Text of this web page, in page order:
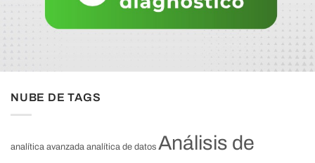
NUBE DE TAGS
analítica avanzada analítica de datos Análisis de